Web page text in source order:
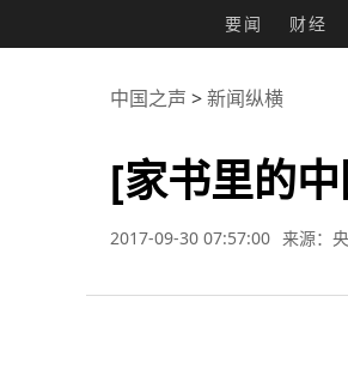
要闻 财经
中国之声 >新闻纵横
[家书里的中
2017-09-30 07:57:00 来源：